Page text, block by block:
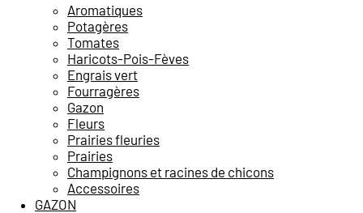
Aromatiques
Potagères
Tomates
Haricots-Pois-Fèves
Engrais vert
Fourragères
Gazon
Fleurs
Prairies fleuries
Prairies
Champignons et racines de chicons
Accessoires
GAZON